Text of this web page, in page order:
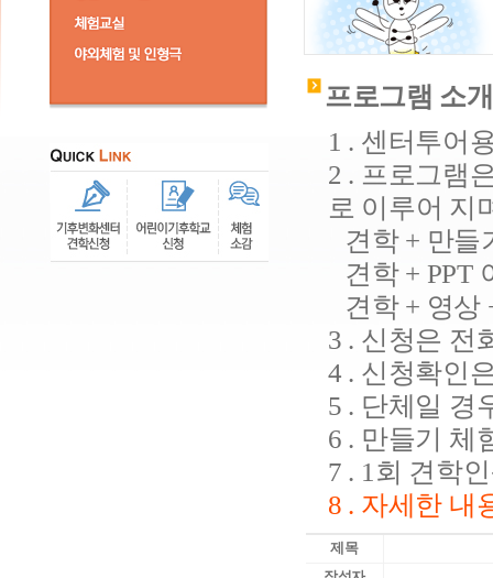
프로그램 소개
1 . 센터투어
2 . 프로그램
로 이루어 지
견학 + 만들
견학 + PPT
견학 + 영상
3 . 신청은 전
4 . 신청확인
5 . 단체일 경
6 . 만들기 체
7 . 1회 견학
8 . 자세한 내
제목